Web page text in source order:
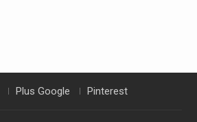
Plus Google Pinterest